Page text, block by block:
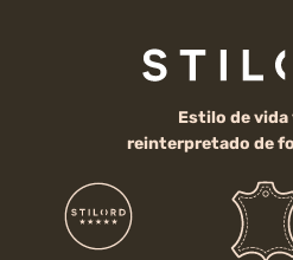
Estilo de
reinterpretado de